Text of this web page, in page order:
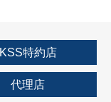
KSS特約店
代理店